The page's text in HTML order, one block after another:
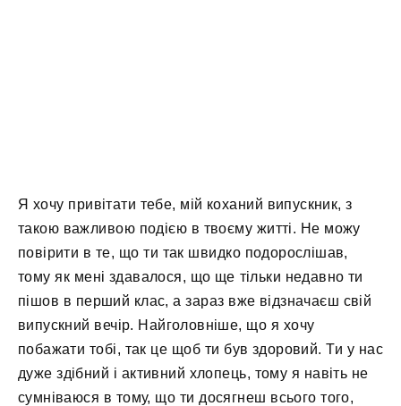
Я хочу привітати тебе, мій коханий випускник, з
такою важливою подією в твоєму житті. Не можу
повірити в те, що ти так швидко подорослішав,
тому як мені здавалося, що ще тільки недавно ти
пішов в перший клас, а зараз вже відзначаєш свій
випускний вечір. Найголовніше, що я хочу
побажати тобі, так це щоб ти був здоровий. Ти у нас
дуже здібний і активний хлопець, тому я навіть не
сумніваюся в тому, що ти досягнеш всього того,